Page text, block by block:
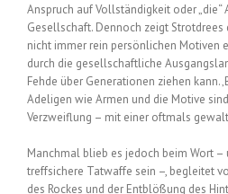
Anspruch auf Vollständigkeit oder
Gesellschaft. Dennoch zeigt
nicht immer rein persönlichen Motiven
durch die gesellschaftliche
Fehde über Generationen ziehen kann.
Adeligen wie Armen und die Motive
Verzweiflung – mit einer oftmals
Manchmal blieb es jedoch beim Wort
treffsichere Tatwaffe sein –, begleitet
des Rockes und der Entblößung des